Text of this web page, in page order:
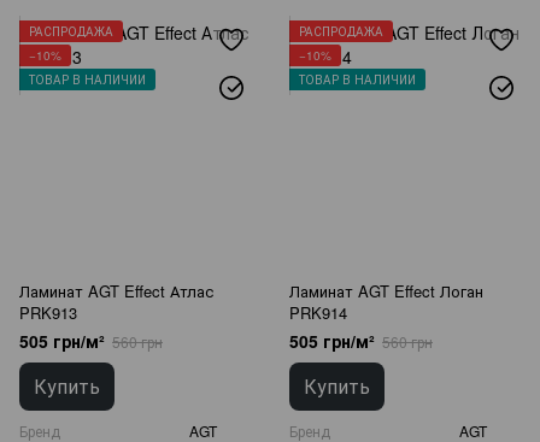
РАСПРОДАЖА
−10%
ТОВАР В НАЛИЧИИ
Ламинат AGT Effect Атлас
PRK913
505 грн/м² 560 грн
Купить
Бренд
AGT
РАСПРОДАЖА
−10%
ТОВАР В НАЛИЧИИ
Ламинат AGT Effect Логан
PRK914
505 грн/м² 560 грн
Купить
Бренд
AGT